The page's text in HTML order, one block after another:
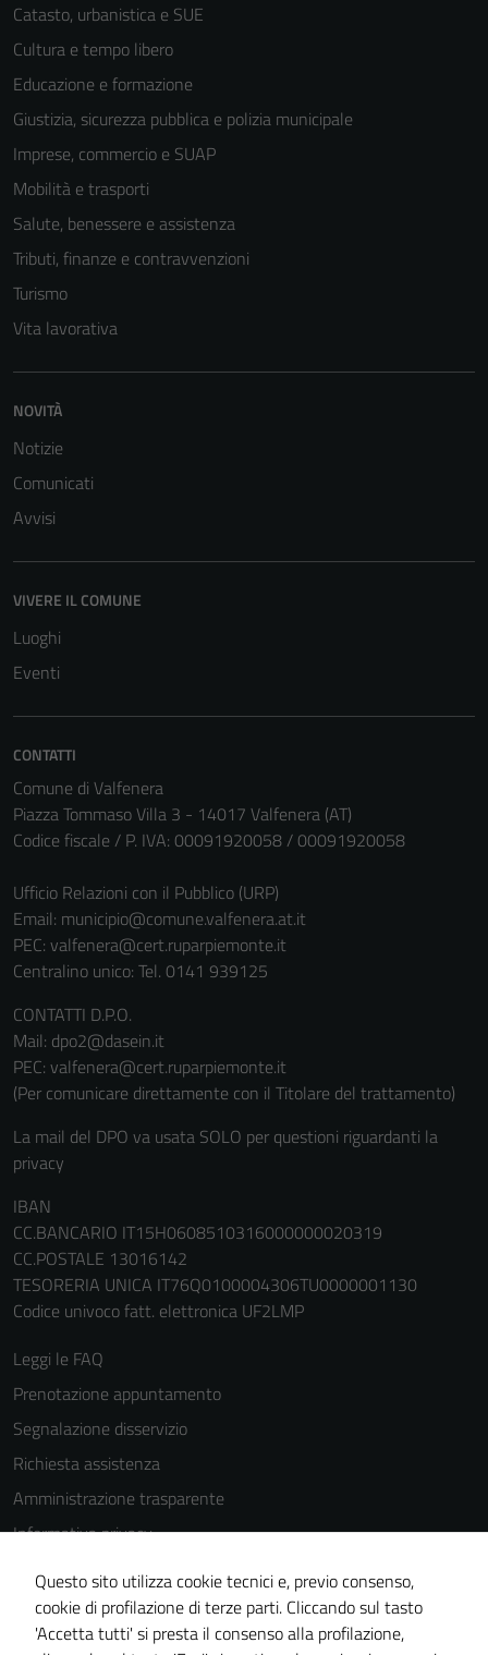
Catasto, urbanistica e SUE
Cultura e tempo libero
Educazione e formazione
Giustizia, sicurezza pubblica e polizia municipale
Imprese, commercio e SUAP
Mobilità e trasporti
Salute, benessere e assistenza
Tributi, finanze e contravvenzioni
Turismo
Vita lavorativa
NOVITÀ
Notizie
Comunicati
Avvisi
VIVERE IL COMUNE
Luoghi
Eventi
CONTATTI
Comune di Valfenera
Piazza Tommaso Villa 3 - 14017 Valfenera (AT)
Codice fiscale / P. IVA: 00091920058 / 00091920058
Ufficio Relazioni con il Pubblico (URP)
Email: municipio@comune.valfenera.at.it
PEC: valfenera@cert.ruparpiemonte.it
Centralino unico: Tel. 0141 939125
CONTATTI D.P.O.
Mail: dpo2@dasein.it
PEC: valfenera@cert.ruparpiemonte.it
(Per comunicare direttamente con il Titolare del trattamento)
La mail del DPO va usata SOLO per questioni riguardanti la
privacy
IBAN
CC.BANCARIO IT15H0608510316000000020319
CC.POSTALE 13016142
TESORERIA UNICA IT76Q0100004306TU0000001130
Codice univoco fatt. elettronica UF2LMP
Leggi le FAQ
Prenotazione appuntamento
Segnalazione disservizio
Richiesta assistenza
Amministrazione trasparente
Informativa privacy
Cookie Policy
Note legali
Dichiarazione di accessibilità
Questo sito utilizza cookie tecnici e, previo consenso,
cookie di profilazione di terze parti. Cliccando sul tasto
'Accetta tutti' si presta il consenso alla profilazione,
Questi cookie
disabilitati.